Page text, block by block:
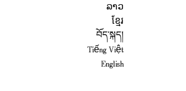
ລາວ
ខ្មែរ
བོད་སྐད།
Tiếng Việt
English